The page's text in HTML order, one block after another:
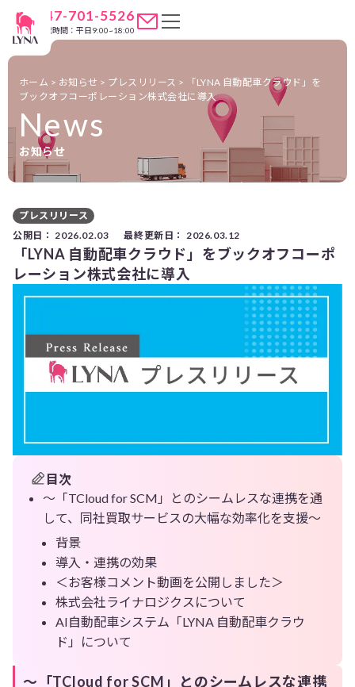
047-701-5526
営業時間：平日9:00~18:00
News
お知らせ
ホーム > お知らせ > プレスリリース >
「LYNA 自動配車クラウド」を
ブックオフコーポレーション株式会社に導入
プレスリリース
公開日： 2026.02.03 最終更新日： 2026.03.12
「LYNA 自動配車クラウド」をブックオフコーポ
レーション株式会社に導入
目次
～「TCloud for SCM」とのシームレスな連携を通
して、同社買取サービスの大幅な効率化を支援～
背景
導入・連携の効果
＜お客様コメント動画を公開しました＞
株式会社ライナロジクスについて
AI自動配車システム「LYNA 自動配車クラウ
ド」について
～「TCloud for SCM」とのシームレスな連携